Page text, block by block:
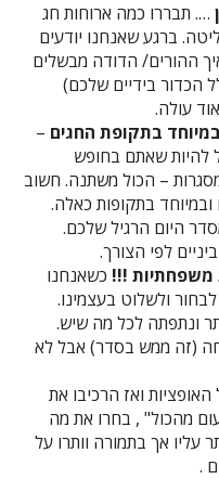
…. תבררו כמה ארוחות חג
ברגע שאנחנו יודעים
ההורים/ הדודה מבשלים
הכדור בידיים שלכם)
עולה.
בתקופת החגים –
להיות שאתם בחופש
– הכול משתנה. חשוב
ובמיוחד בתקופות כאלה.
היום הרגיל שלכם.
משפחתיות !!! כשאנחנו
ולשלוט בעצמינו.
ונתפתה לכל מה שיש.
(זה ממש בסדר) אבל לא
ואז הרכיבו את
מהכול" , בחרו את מה
עליו אך בתמורה וותרו על
.